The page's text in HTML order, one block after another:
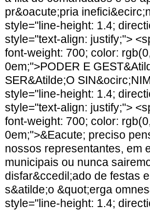
pr&oacute;pria
style="line-height: 1.4;
style="text-align: justify;">
font-weight: 700; color:
0em;">PODER E
SER&Atilde;O
style="line-height: 1.4;
style="text-align: justify;">
font-weight: 700; color:
0em;">&Eacute; preciso
nossos representantes, em
municipais ou nunca
disfar&ccedil;ado de festas
s&atilde;o &quot;erga
style="line-height: 1.4;